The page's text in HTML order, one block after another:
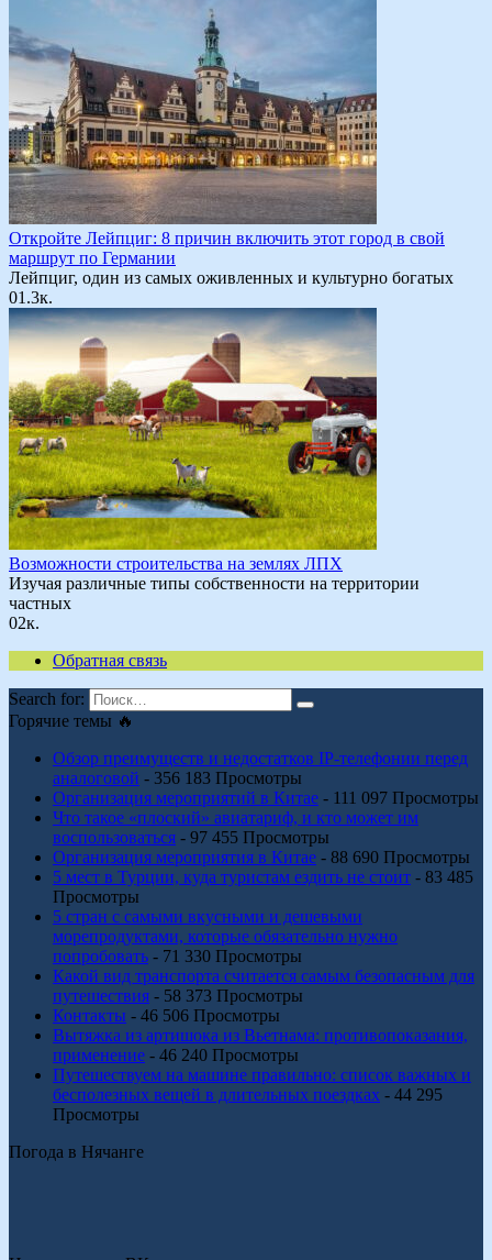
Откройте Лейпциг: 8 причин включить этот город в свой
маршрут по Германии
Лейпциг, один из самых оживленных и культурно богатых
01.3к.
Возможности строительства на землях ЛПХ
Изучая различные типы собственности на территории
частных
02к.
Обратная связь
Search for:
Горячие темы 🔥
Обзор преимуществ и недостатков IP-телефонии перед
аналоговой - 356 183 Просмотры
Организация мероприятий в Китае - 111 097 Просмотры
Что такое «плоский» авиатариф, и кто может им
воспользоваться - 97 455 Просмотры
Организация мероприятия в Китае - 88 690 Просмотры
5 мест в Турции, куда туристам ездить не стоит - 83 485
Просмотры
5 стран с самыми вкусными и дешевыми
морепродуктами, которые обязательно нужно
попробовать - 71 330 Просмотры
Какой вид транспорта считается самым безопасным для
путешествия - 58 373 Просмотры
Контакты - 46 506 Просмотры
Вытяжка из артишока из Вьетнама: противопоказания,
применение - 46 240 Просмотры
Путешествуем на машине правильно: список важных и
бесполезных вещей в длительных поездках - 44 295
Просмотры
Погода в Нячанге